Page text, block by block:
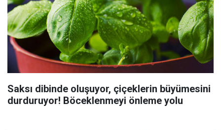
Saksı dibinde oluşuyor, çiçeklerin büyümesini
durduruyor! Böceklenmeyi önleme yolu